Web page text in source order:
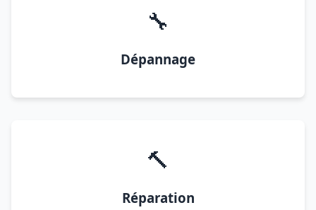
🔧
Dépannage
🔨
Réparation